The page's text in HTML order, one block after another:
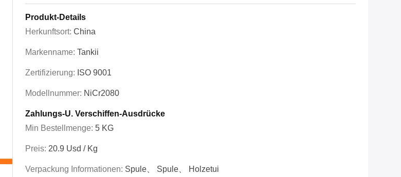
Produkt-Details
Herkunftsort: China
Markenname: Tankii
Zertifizierung: ISO 9001
Modellnummer: NiCr2080
Zahlungs-U. Verschiffen-Ausdrücke
Min Bestellmenge: 5 KG
Preis: 20.9 Usd / Kg
Verpackung Informationen: Spule、 Spule、 Holzetui